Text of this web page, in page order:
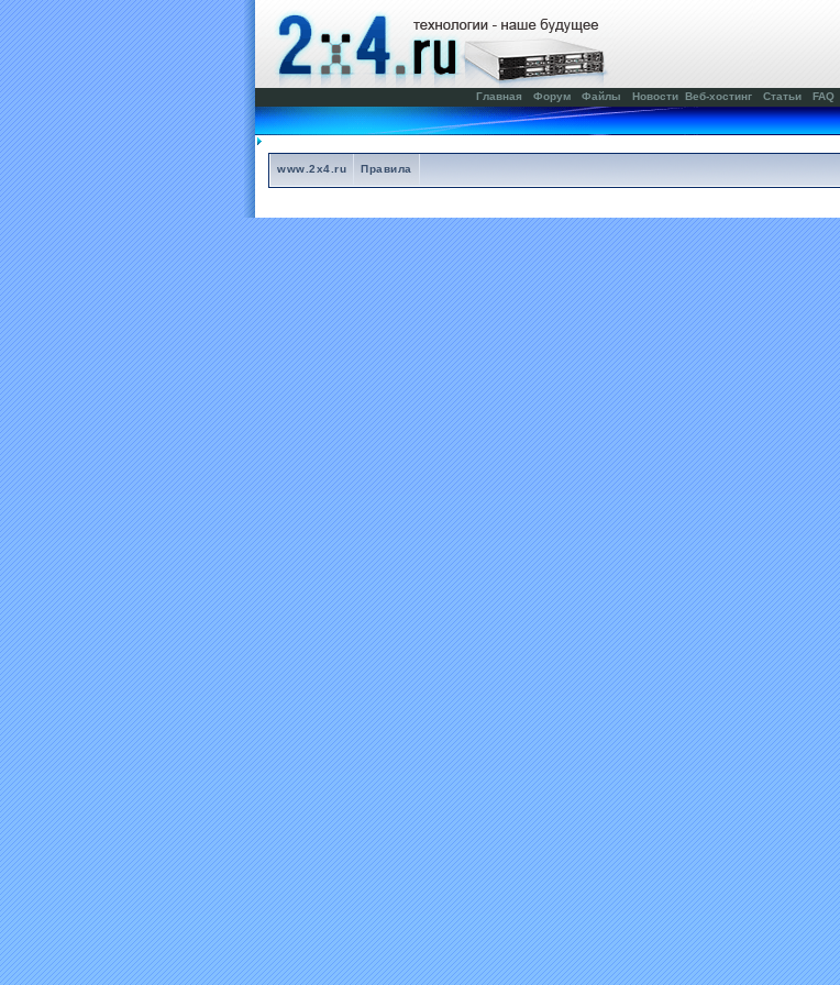
Главная Форум Файлы Новости Веб-хостинг Статьи FAQ
www.2x4.ru Правила